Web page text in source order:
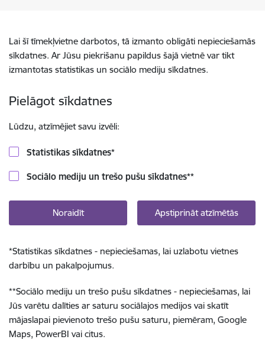
Lai šī tīmekļvietne darbotos, tā izmanto obligāti nepieciešamās
sīkdatnes. Ar Jūsu piekrišanu papildus šajā vietnē var tikt
izmantotas statistikas un sociālo mediju sīkdatnes.
Pielāgot sīkdatnes
Lūdzu, atzīmējiet savu izvēli:
Statistikas sīkdatnes*
Sociālo mediju un trešo pušu sīkdatnes**
Noraidīt Apstiprināt atzīmētās
*Statistikas sīkdatnes - nepieciešamas, lai uzlabotu vietnes
darbību un pakalpojumus.
**Sociālo mediju un trešo pušu sīkdatnes - nepieciešamas, lai
Jūs varētu dalīties ar saturu sociālajos medijos vai skatīt
mājaslapai pievienoto trešo pušu saturu, piemēram, Google
Maps, PowerBI vai citus.